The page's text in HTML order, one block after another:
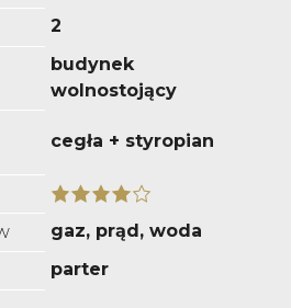
2
budynek
wolnostojący
cegła + styropian
gaz, prąd, woda
parter